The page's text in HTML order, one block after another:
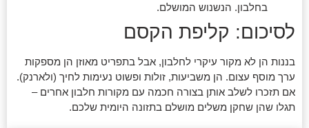
בחלבון. הנשנוש המושלם.
לסיכום: קליפת הקסם
בננות הן לא מקור עיקרי לחלבון, אבל בתפריט מאוזן הן מספקות
ערך מוסף עצום. הן משביעות, זולות ופשוט נעימות לחיך (ולארנק).
אם תזכרו לשלב אותן בצורה חכמה עם מקורות חלבון אחרים –
תגלו שהן שחקן משלים מושלם בתזונה היומית שלכם.